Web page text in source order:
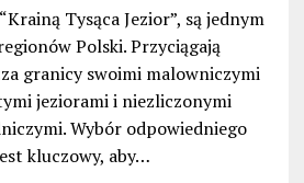
Tysąca Jezior”, są jednym
Polski. Przyciągają
granicy swoimi malowniczymi
jeziorami i niezliczonymi
Wybór odpowiedniego
kluczowy, aby…